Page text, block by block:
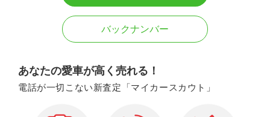
バックナンバー
あなたの愛車が高く売れる！
電話が一切こない新査定「マイカースカウト」